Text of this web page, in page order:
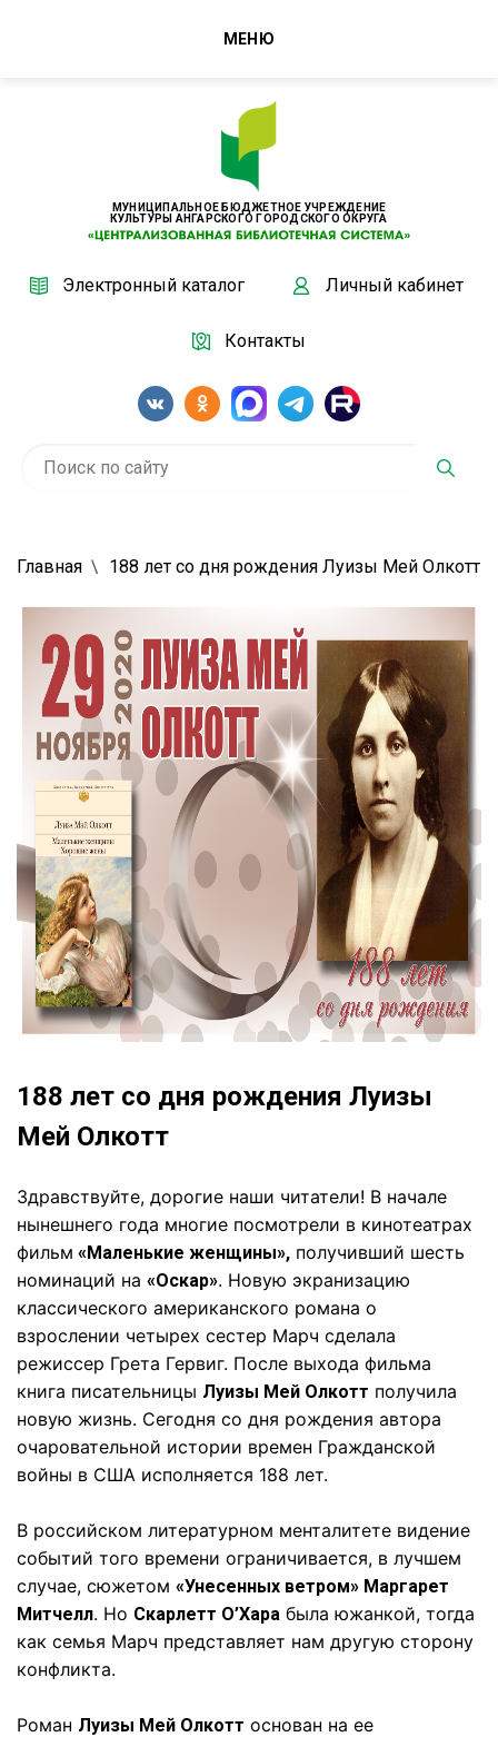
МУНИЦИПАЛЬНОЕ БЮДЖЕТНОЕ УЧРЕЖДЕНИЕ
КУЛЬТУРЫ АНГАРСКОГО ГОРОДСКОГО ОКРУГА
Электронный каталог Личный кабинет
Контакты
МЕНЮ
Главная 188 лет со дня рождения Луизы Мей Олкотт
188 лет со дня рождения Луизы
Мей Олкотт
Здравствуйте, дорогие наши читатели! В начале
нынешнего года многие посмотрели в кинотеатрах
фильм «Маленькие женщины», получивший шесть
номинаций на «Оскар». Новую экранизацию
классического американского романа о
взрослении четырех сестер Марч сделала
режиссер Грета Гервиг. После выхода фильма
книга писательницы Луизы Мей Олкотт получила
новую жизнь. Сегодня со дня рождения автора
очаровательной истории времен Гражданской
войны в США исполняется 188 лет.
В российском литературном менталитете видение
событий того времени ограничивается, в лучшем
случае, сюжетом «Унесенных ветром» Маргарет
Митчелл. Но Скарлетт О’Хара была южанкой, тогда
как семья Марч представляет нам другую сторону
конфликта.
Роман Луизы Мей Олкотт основан на ее